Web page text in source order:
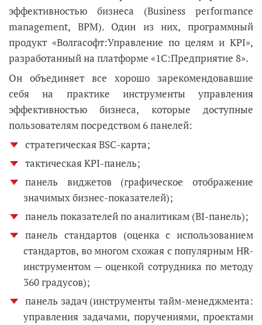
эффективностью бизнеса (Business performance
management, BPM). Один из них, программный
продукт «Волгасофт:Управление по целям и KPI»,
разработанный на платформе «1С:Предприятие 8».
Он объединяет все хорошо зарекомендовавшие
себя на практике инструменты управления
эффективностью бизнеса, которые доступные
пользователям посредством 6 панелей:
стратегическая BSC-карта;
тактическая KPI-панель;
панель виджетов (графическое отображение
значимых бизнес-показателей);
панель показателей по аналитикам (BI-панель);
панель стандартов (оценка с использованием
стандартов, во многом схожая с популярным HR-
инструментом — оценкой сотрудника по методу
360 градусов);
панель задач (инструменты тайм-менеджмента:
управления задачами, поручениями, проектами